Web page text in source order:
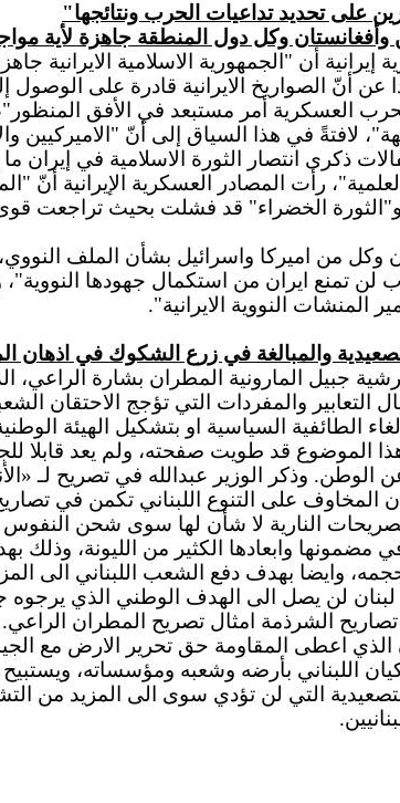
على تحديد تداعيات الحرب ونتائجها"
وكل دول المنطقة جاهزة لأية
كانون الثاني 2010/أكدت مصادر عسكرية إيرانية أن "الجمهورية
عن أنّ الصواريخ الايرانية قادرة على
الحرب العسكرية أمر مستبعد في الأفق
لافتةً في هذا السياق إلى أنّ "الاميركيين
ذكرى انتصار الثورة الاسلامية في
رأت المصادر العسكرية الإيرانية أنّ
الخضراء" قد فشلت بحيث تراجعت قوى
وكل من اميركا واسرائيل بشأن الملف
تمنع ايران من استكمال جهودها
المنشات النووية الايرانية".
والمبالغة في زرع الشكوك في اذهان
جبيل المارونية المطران بشارة
التعابير والمفردات التي تؤجج
الطائفية السياسية او بتشكيل الهيئة
الموضوع قد طويت صفحته، ولم يعد قابلا
الوطن. وذكر الوزير عبدالله في تصريح لـ
ان المخاوف على التنوع اللبناني تكمن في
النارية لا شأن لها سوى شحن النفوس
وابعادها الكثير من الليونة، وذلك
وايضا بهدف دفع الشعب اللبناني الى
لن يصل الى الهدف الوطني الذي يرجوه
الشرذمة امثال تصريح المطران الراعي.
الذي اعطى المقاومة حق تحرير الارض مع
اللبناني بأرضه وشعبه ومؤسساته،
التي لن تؤدي سوى الى المزيد من